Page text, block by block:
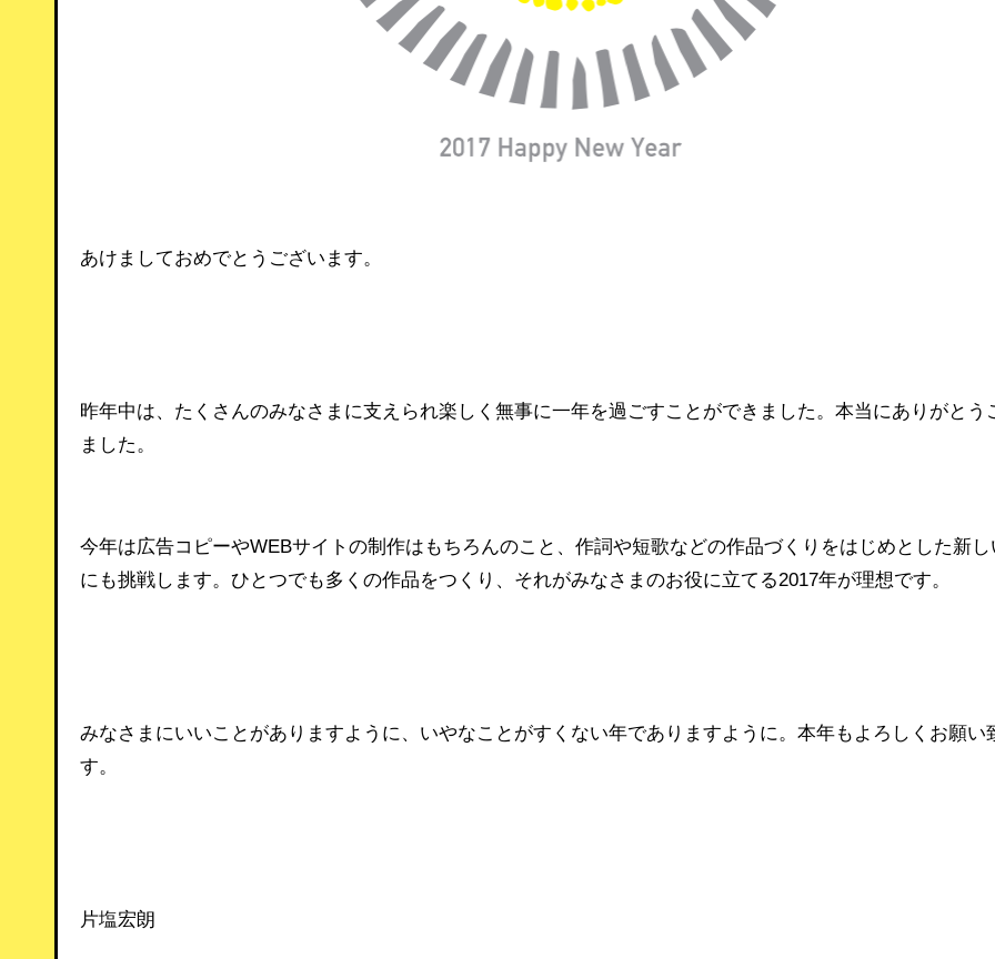
あけましておめでとうございます。
昨年中は、たくさんのみなさまに支えられ楽しく無事に一年を過ごすことができました。本当にありがとう
ました。
今年は広告コピーやWEBサイトの制作はもちろんのこと、作詞や短歌などの作品づくりをはじめとした新
にも挑戦します。ひとつでも多くの作品をつくり、それがみなさまのお役に立てる2017年が理想です。
みなさまにいいことがありますように、いやなことがすくない年でありますように。本年もよろしくお願い
す。
片塩宏朗